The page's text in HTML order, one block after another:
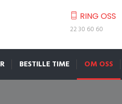
RING OSS
22 30 60 60
BESTILLE TIME OM OSS